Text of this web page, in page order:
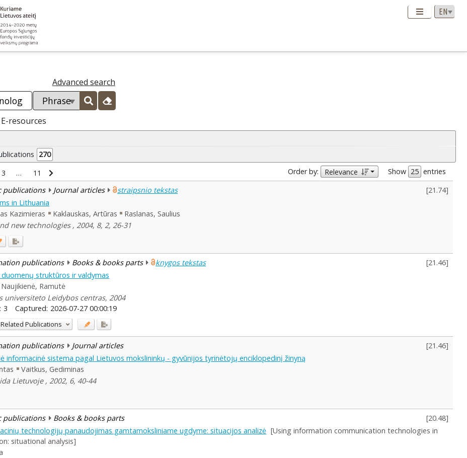
Advanced search
E-resources
270
3 … 11 Order by: Relevance Show
entries
publications Journal articles straipsnio tekstas [21.74]
in Lithuania
Kazimieras
Kaklauskas, Artūras
Raslanas, Saulius
new technologies , 2004, 8, 2, 26-31
publications Books & books parts knygos tekstas [21.46]
struktūros ir valdymas
Naujikienė, Ramutė
universiteto Leidybos centras, 2004
3 Captured: 2026-07-27 00:00:19
Related Publications
publications Journal articles [21.46]
informacinė sistema pagal Lietuvos mokslininkų - gyvūnijos tyrinėtojų enciklopedinį žinyną
Vaitkus, Gediminas
Lietuvoje , 2002, 6, 40-44
publications Books & books parts [20.48]
technologijų panaudojimas gamtamoksliniame ugdyme: situacijos analizė [Using information communication technologies in
situational analysis]